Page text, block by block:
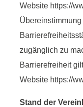
Website https://
zugänglich zu
Barrierefreiheit
Website https://
Stand der